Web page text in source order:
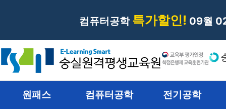
컴퓨터공학 특가할인! 09월
원패스 컴퓨터공학 전기공학